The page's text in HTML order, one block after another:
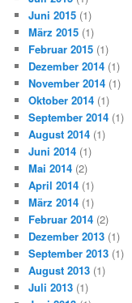
Juni 2015 (1)
März 2015 (1)
Februar 2015 (1)
Dezember 2014 (1)
November 2014 (1)
Oktober 2014 (1)
September 2014 (1)
August 2014 (1)
Juni 2014 (1)
Mai 2014 (2)
April 2014 (1)
März 2014 (1)
Februar 2014 (2)
Dezember 2013 (1)
September 2013 (1)
August 2013 (1)
Juli 2013 (1)